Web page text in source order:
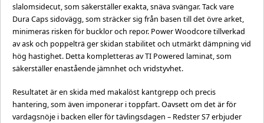
slalomsidecut, som säkerställer exakta, snäva svängar. Tack vare
Dura Caps sidovägg, som sträcker sig från basen till det övre arket,
minimeras risken för bucklor och repor. Power Woodcore tillverkad
av ask och poppelträ ger skidan stabilitet och utmärkt dämpning vid
hög hastighet. Detta kompletteras av TI Powered laminat, som
säkerställer enastående jämnhet och vridstyvhet.
Resultatet är en skida med makalöst kantgrepp och precis
hantering, som även imponerar i toppfart. Oavsett om det är för
vardagsnöje i backen eller för tävlingsdagen – Redster S7 erbjuder